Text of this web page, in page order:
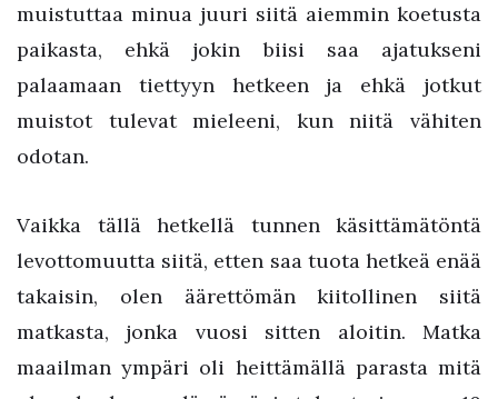
muistuttaa minua juuri siitä aiemmin koetusta
paikasta, ehkä jokin biisi saa ajatukseni
palaamaan tiettyyn hetkeen ja ehkä jotkut
muistot tulevat mieleeni, kun niitä vähiten
odotan.
Vaikka tällä hetkellä tunnen käsittämätöntä
levottomuutta siitä, etten saa tuota hetkeä enää
takaisin, olen äärettömän kiitollinen siitä
matkasta, jonka vuosi sitten aloitin. Matka
maailman ympäri oli heittämällä parasta mitä